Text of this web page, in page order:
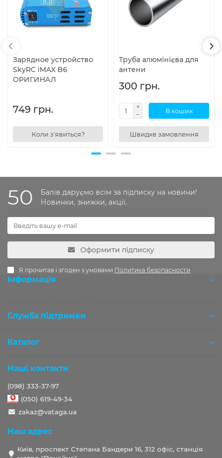
Зарядное устройство
SkyRC iMAX B6
ОРИГИНАЛ
749 грн.
Коли з'явиться?
Труба алюмінієва для
антени
300 грн.
В кошик
Швидке замовлення
50
Балів даруємо всім за підписку на новини!
Новинки, знижки, акції.
Оформити підписку
Я прочитав і згоден з умовами Политика безопасности
Інформація
Служба підтримки
Каталог
Наші контакти
(098) 333-37-97
(050) 619-49-34
zakaz@vataga.ua
Наш адрес
Київ, проспект Степана Бандери 16, 312 офіс, станція